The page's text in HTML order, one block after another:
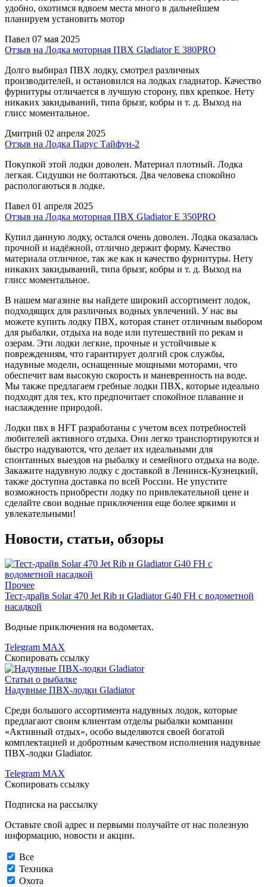
удобно, охотимся вдвоем места много в дальнейшем
планируем установить мотор
Павел 07 мая 2025
Отзыв на Лодка моторная ПВХ Gladiator E 380PRO
Долго выбирал ПВХ лодку, смотрел различных
производителей, и остановился на лодках гладиатор. Качество
фурнитуры отличается в лучшую сторону, пвх крепкое. Нету
никаких закидываний, типа брызг, кобры и т. д. Выход на
глисс моментальное.
Дмитрий 02 апреля 2025
Отзыв на Лодка Парус Тайфун-2
Покупкой этой лодки доволен. Материал плотный. Лодка
легкая. Сидушки не болтаються. Два человека спокойно
распологаються в лодке.
Павел 01 апреля 2025
Отзыв на Лодка моторная ПВХ Gladiator E 350PRO
Купил данную лодку, остался очень доволен. Лодка оказалась
прочной и надёжной, отлично держит форму. Качество
материала отличное, так же как и качество фурнитуры. Нету
никаких закидываний, типа брызг, кобры и т. д. Выход на
глисс моментальное.
В нашем магазине вы найдете широкий ассортимент лодок,
подходящих для различных водных увлечений. У нас вы
можете купить лодку ПВХ, которая станет отличным выбором
для рыбалки, отдыха на воде или путешествий по рекам и
озерам. Эти лодки легкие, прочные и устойчивые к
повреждениям, что гарантирует долгий срок службы,
надувные модели, оснащенные мощными моторами, что
обеспечит вам высокую скорость и маневренность на воде.
Мы также предлагаем гребные лодки ПВХ, которые идеально
подходят для тех, кто предпочитает спокойное плавание и
наслаждение природой.
Лодки пвх в HFT разработаны с учетом всех потребностей
любителей активного отдыха. Они легко транспортируются и
быстро надуваются, что делает их идеальными для
спонтанных выездов на рыбалку и семейного отдыха на воде.
Закажите надувную лодку с доставкой в Ленинск-Кузнецкий,
также доступна доставка по всей России. Не упустите
возможность приобрести лодку по привлекательной цене и
сделайте свои водные приключения еще более яркими и
увлекательными!
Новости, статьи, обзоры
Прочее
Тест-драйв Solar 470 Jet Rib и Gladiator G40 FH с водометной
насадкой
Водные приключения на водометах.
Telegram MAX
Скопировать ссылку
Статьи о рыбалке
Надувные ПВХ-лодки Gladiator
Среди большого ассортимента надувных лодок, которые
предлагают своим клиентам отделы рыбалки компании
«Активный отдых», особо выделяются своей богатой
комплектацией и добротным качеством исполнения надувные
ПВХ-лодки Gladiator.
Telegram MAX
Скопировать ссылку
Подписка на рассылку
Оставьте свой адрес и первыми получайте от нас полезную
информацию, новости и акции.
Все
Техника
Охота